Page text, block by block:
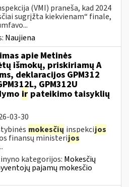
(VMI) praneša, kad 2024
sugrįžta kiekvienam“ finale,
Naujiena
apie Metinės
išmokų, priskiriamų A
deklaracijos GPM312
GPM312U
ir pateikimo taisyklių
03-30
mokesčių inspekcijos
finansų ministerijos
kategorijos: Mokesčių
pajamų mokesčio